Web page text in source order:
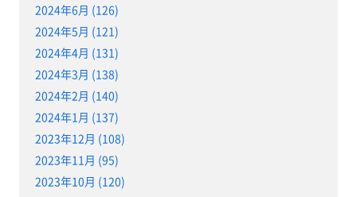
2024年6月 (126)
2024年5月 (121)
2024年4月 (131)
2024年3月 (138)
2024年2月 (140)
2024年1月 (137)
2023年12月 (108)
2023年11月 (95)
2023年10月 (120)